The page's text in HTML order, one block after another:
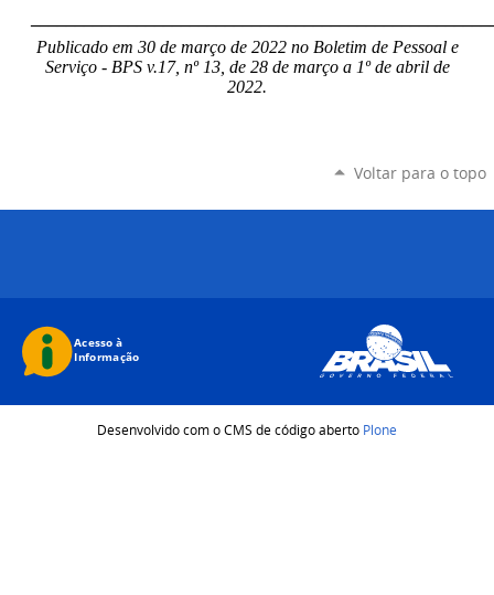
Publicado em 30 de março de 2022 no Boletim de Pessoal e
Serviço - BPS v.17, nº 13, de 28 de março a 1º de abril de
2022.
Voltar para o topo
Desenvolvido com o CMS de código aberto Plone